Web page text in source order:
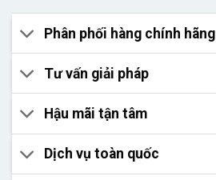
Phân phối hàng chính hãng
Tư vấn giải pháp
Hậu mãi tận tâm
Dịch vụ toàn quốc